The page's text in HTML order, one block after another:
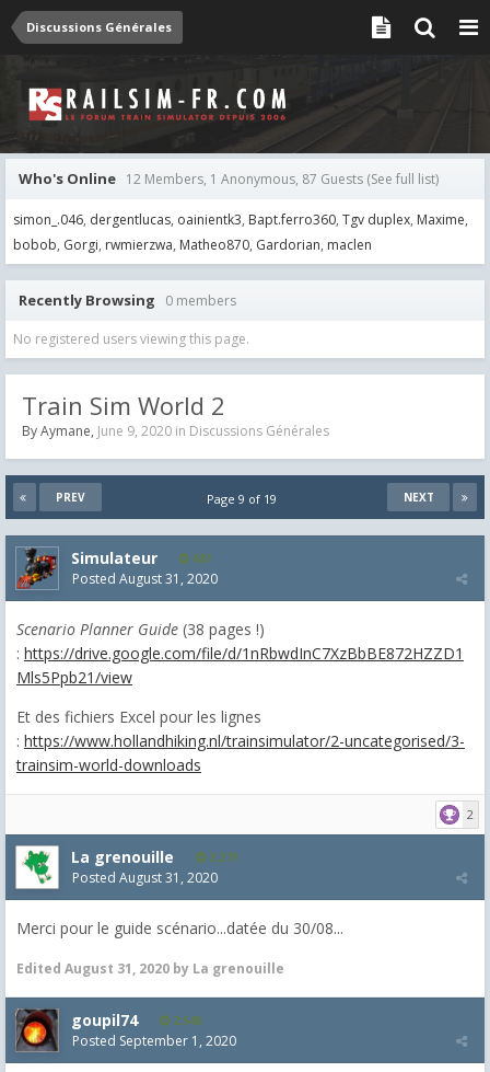
Discussions Générales
Who's Online 12 Members, 1 Anonymous, 87 Guests (See full list)
simon_.046 dergentlucas oainientk3 Bapt.ferro360 Tgv duplex Maxime
bobob Gorgi rwmierzwa Matheo870 Gardorian maclen
Recently Browsing 0 members
No registered users viewing this page.
Train Sim World 2
ByAymane, June 9, 2020 in Discussions Générales
PREV NEXT
Page 9 of 19
Simulateur 681
Posted August 31, 2020
Scenario Planner Guide (38 pages !)
: https://drive.google.com/file/d/1nRbwdInC7XzBbBE872HZZD1
Mls5Ppb21/view
Et des fichiers Excel pour les lignes
: https://www.hollandhiking.nl/trainsimulator/2-uncategorised/3-
trainsim-world-downloads
2
La grenouille 3,271
Posted August 31, 2020
Merci pour le guide scénario...datée du 30/08...
Edited August 31, 2020 by La grenouille
goupil74 2,545
Posted September 1, 2020